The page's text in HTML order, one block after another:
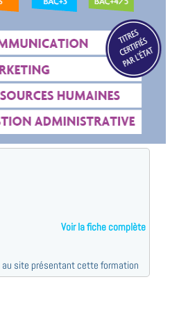
Voir la fiche complète
site présentant cette formation